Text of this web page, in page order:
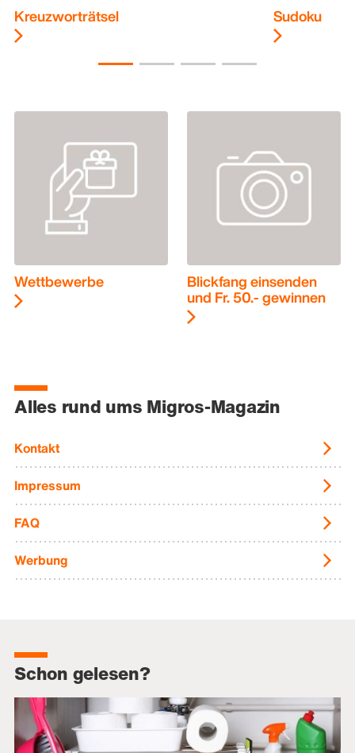
Kreuzworträtsel Sudoku
Wettbewerbe Blickfang einsenden
und Fr. 50.- gewinnen
Alles rund ums Migros-Magazin
Kontakt
Impressum
FAQ
Werbung
Schon gelesen?